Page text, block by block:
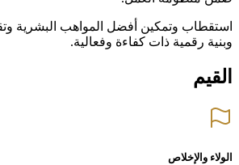
استقطاب وتمكين أفضل المواهب البشرية
وبنية رقمية ذات كفاءة وفعالية.
القيم
الولاء والإخلاص